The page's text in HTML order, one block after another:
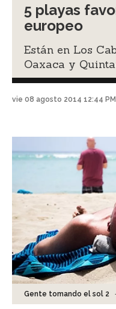
5 playas
europeo
Están en Los
Oaxaca y
vie 08 agosto 2014 12:44 PM
Gente tomando el sol 2